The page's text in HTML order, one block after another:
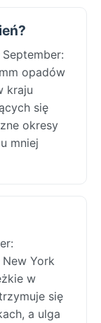
opadów
kraju
się
okresy
mniej
York
w
się
a ulga